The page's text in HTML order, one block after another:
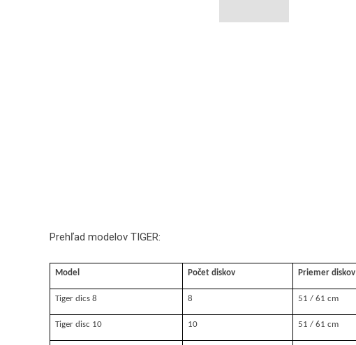
Prehľad modelov TIGER:
Model Počet diskov Priemer diskov
Tiger dics 8 8 51 / 61 cm
Tiger disc 10 10 51 / 61 cm